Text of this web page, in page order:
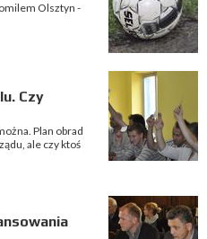
Olsztyn -
Czy
Plan obrad
ale czy ktoś